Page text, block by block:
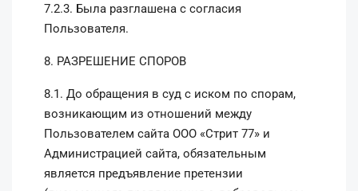
7.2.3. Была разглашена с согласия
Пользователя.
8. РАЗРЕШЕНИЕ СПОРОВ
8.1. До обращения в суд с иском по спорам,
возникающим из отношений между
Пользователем сайта ООО «Стрит 77» и
Администрацией сайта, обязательным
является предъявление претензии